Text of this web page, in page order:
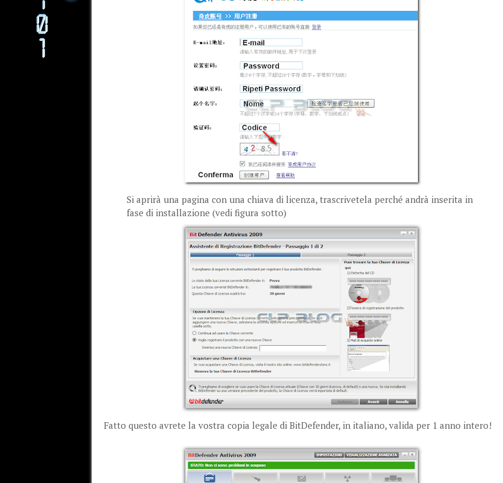
Si aprirà una pagina con una chiava di licenza, trascrivetela perché andrà inserita in
fase di installazione (vedi figura sotto)
Fatto questo avrete la vostra copia legale di BitDefender, in italiano, valida per 1 anno intero!